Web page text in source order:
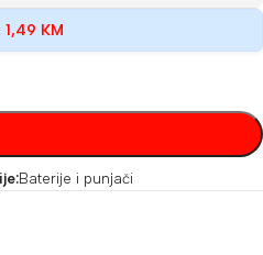
1,49 KM
Baterije i punjači